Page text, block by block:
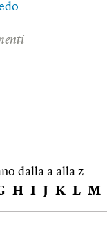
dalla a alla z
H I J K L M